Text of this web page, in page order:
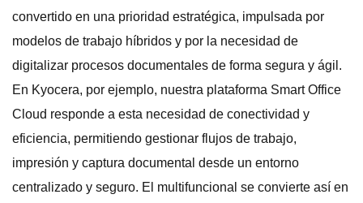
convertido en una prioridad estratégica, impulsada por
modelos de trabajo híbridos y por la necesidad de
digitalizar procesos documentales de forma segura y ágil.
En Kyocera, por ejemplo, nuestra plataforma Smart Office
Cloud responde a esta necesidad de conectividad y
eficiencia, permitiendo gestionar flujos de trabajo,
impresión y captura documental desde un entorno
centralizado y seguro. El multifuncional se convierte así en